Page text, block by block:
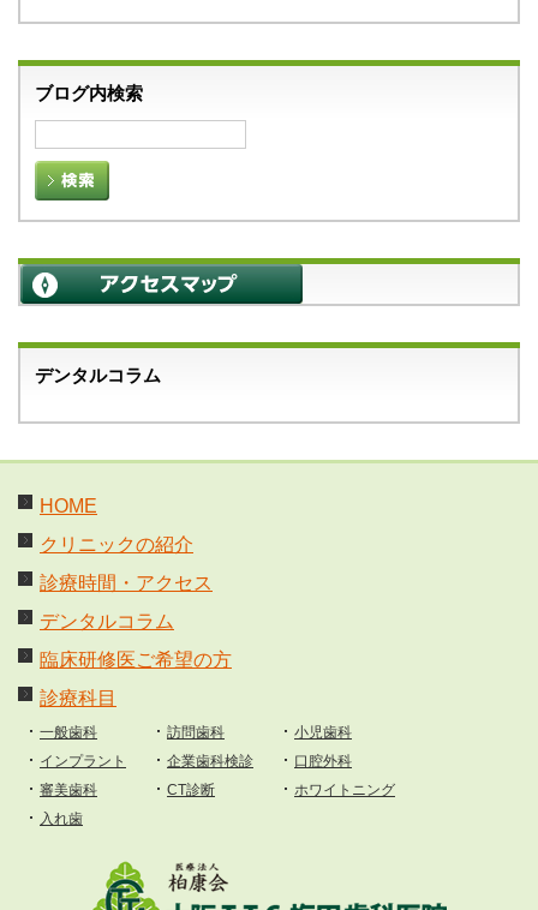
ブログ内検索
デンタルコラム
HOME
クリニックの紹介
診療時間・アクセス
デンタルコラム
臨床研修医ご希望の方
診療科目
一般歯科 訪問歯科
小児歯科
インプラント
企業歯科検診
口腔外科
審美歯科
CT診断
ホワイトニング
入れ歯